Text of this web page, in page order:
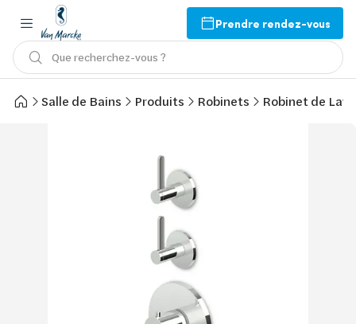
Prendre rendez-vous
Que recherchez-vous ?
Salle de Bains Produits Robinets Robinet de